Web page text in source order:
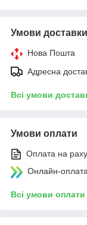
Умови доставки
Нова Пошта
Адресна
Всі умови
Умови оплати
Оплата на
Онлайн-
Всі умови оплати